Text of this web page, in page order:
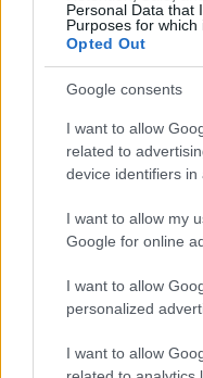
Personal Data that
Purposes for which
Opted Out
Google consents
I want to allow
related to
device identifiers in
I want to allow my
Google for online
I want to allow
personalized
I want to allow
Előadó:glsch & DDT
Kiadó:Blunt Shelter
Műfaj:hiphop
Kulcsdal:Mérleg